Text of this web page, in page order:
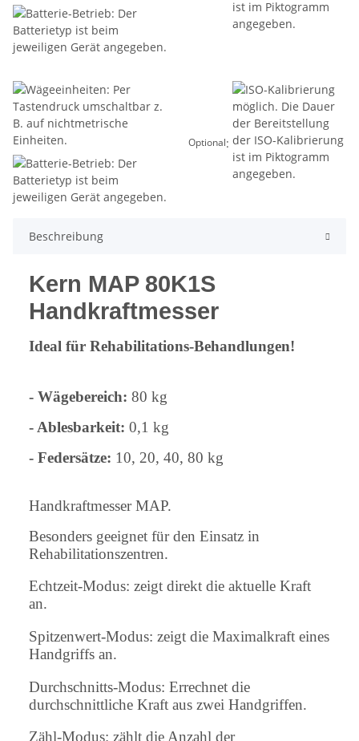
Optional:
Beschreibung
Kern MAP 80K1S
Handkraftmesser
Ideal für Rehabilitations-Behandlungen!
- Wägebereich: 80 kg
- Ablesbarkeit: 0,1 kg
- Federsätze: 10, 20, 40, 80 kg
Handkraftmesser MAP.
Besonders geeignet für den Einsatz in
Rehabilitationszentren.
Echtzeit-Modus: zeigt direkt die aktuelle Kraft
an.
Spitzenwert-Modus: zeigt die Maximalkraft eines
Handgriffs an.
Durchschnitts-Modus: Errechnet die
durchschnittliche Kraft aus zwei Handgriffen.
Zähl-Modus: zählt die Anzahl der